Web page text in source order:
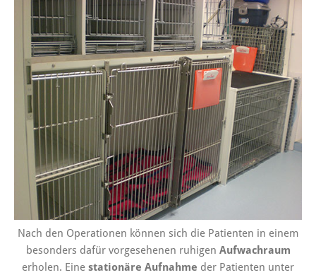
Nach den Operationen können sich die Patienten in einem
besonders dafür vorgesehenen ruhigen Aufwachraum
erholen. Eine stationäre Aufnahme der Patienten unter